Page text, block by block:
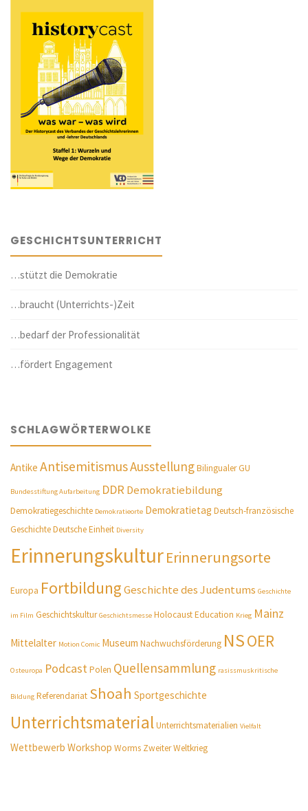
GESCHICHTSUNTERRICHT
…stützt die Demokratie
…braucht (Unterrichts-)Zeit
…bedarf der Professionalität
…fördert Engagement
SCHLAGWÖRTERWOLKE
Antike AntisemitismusAusstellungBilingualer GU
Bundesstiftung Aufarbeitung DDR Demokratiebildung
Demokratiegeschichte Demokratieorte Demokratietag Deutsch-französische
GeschichteDeutsche Einheit Diversity
ErinnerungskulturErinnerungsorte
Europa Fortbildung Geschichte des Judentums Geschichte
im Film Geschichtskultur Geschichtsmesse Holocaust Education Krieg Mainz
Mittelalter Motion Comic Museum Nachwuchsförderung NSOER
Osteuropa PodcastPolen Quellensammlung rasissmuskritische
Bildung Referendariat Shoah Sportgeschichte
UnterrichtsmaterialUnterrichtsmaterialien Vielfalt
Wettbewerb Workshop Worms Zweiter Weltkrieg